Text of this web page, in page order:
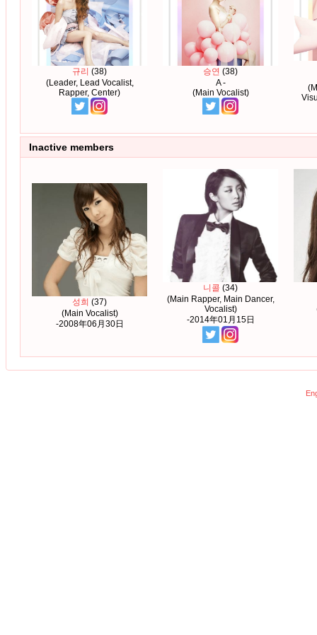
규리 (38)
(Leader, Lead Vocalist,
Rapper, Center)
승연 (38)
A -
(Main Vocalist)
Inactive members
성희 (37)
(Main Vocalist)
-2008年06月30日
니콜 (34)
(Main Rapper, Main Dancer,
Vocalist)
-2014年01月15日